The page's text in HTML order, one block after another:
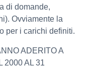
di domande,
Ovviamente la
per i carichi definiti.
ADERITO A
2000 AL 31